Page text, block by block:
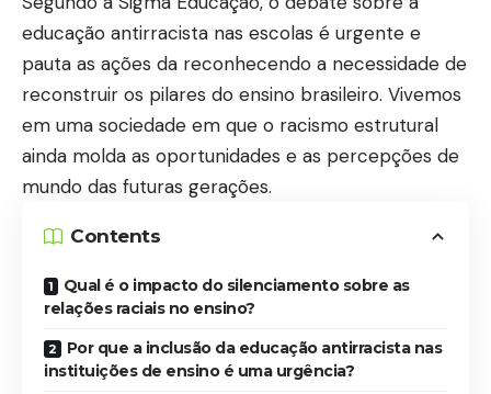
educação antirracista nas escolas é urgente e
pauta as ações da reconhecendo a necessidade de
reconstruir os pilares do ensino brasileiro. Vivemos
em uma sociedade em que o racismo estrutural
ainda molda as oportunidades e as percepções de
mundo das futuras gerações.
Contents
Qual é o impacto do silenciamento sobre as
relações raciais no ensino?
Por que a inclusão da educação antirracista nas
instituições de ensino é uma urgência?